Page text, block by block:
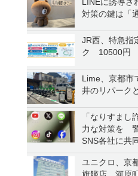
対策の鍵は「
JR西、特急指
ク 10500円
Lime、京都
井のリパーク
「なりすまし
力な対策を
SNS各社に共
ユニクロ、京